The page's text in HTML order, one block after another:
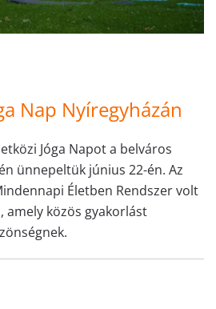
Nap Nyíregyházán
Jóga Napot a belváros
ünnepeltük június 22-én. Az
Életben Rendszer volt
amely közös gyakorlást